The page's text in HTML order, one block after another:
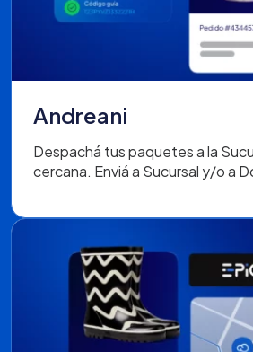
Andreani
Despachá tus paquetes a la
cercana. Enviá a Sucursal y/o a